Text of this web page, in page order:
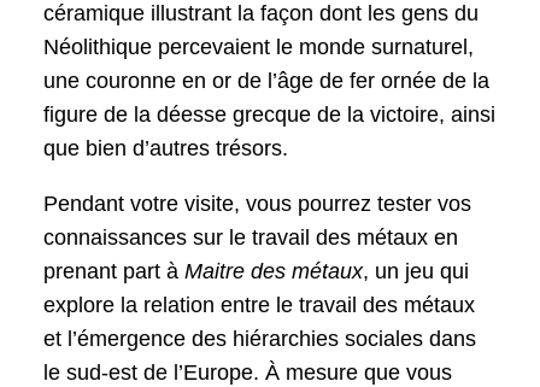
céramique illustrant la façon dont les gens du
Néolithique percevaient le monde surnaturel,
une couronne en or de l’âge de fer ornée de la
figure de la déesse grecque de la victoire, ainsi
que bien d’autres trésors.
Pendant votre visite, vous pourrez tester vos
connaissances sur le travail des métaux en
prenant part à Maitre des métaux, un jeu qui
explore la relation entre le travail des métaux
et l’émergence des hiérarchies sociales dans
le sud-est de l’Europe. À mesure que vous